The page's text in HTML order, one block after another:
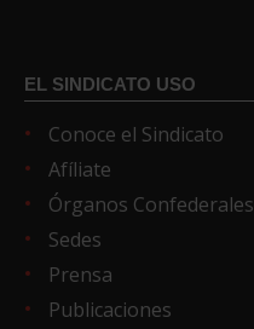
EL SINDICATO USO
Conoce el Sindicato
Afíliate
Órganos Confederales
Sedes
Prensa
Publicaciones